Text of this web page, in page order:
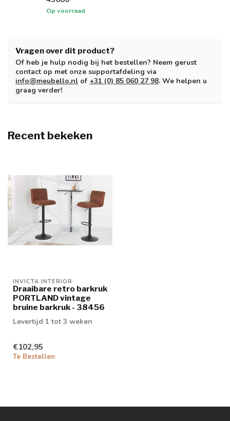
Op voorraad
Vragen over dit product?
Of heb je hulp nodig bij het bestellen? Neem gerust
contact op met onze supportafdeling via
info@meubello.nl of +31 (0) 85 060 27 98. We helpen u
graag verder!
Recent bekeken
INVICTA INTERIOR
Draaibare retro barkruk
PORTLAND vintage
bruine barkruk - 38456
Levertijd 1 tot 3 weken
€102,95
Te Bestellen